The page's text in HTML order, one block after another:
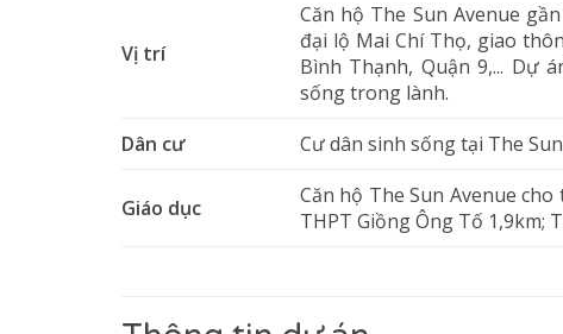
Vị trí
Căn hộ The Sun Avenue
đại lộ Mai Chí Thọ, giao
Bình Thạnh, Quận 9,... Dự
sống trong lành.
Dân cư
Cư dân sinh sống tại The
Giáo dục
Căn hộ The Sun Avenue
THPT Giồng Ông Tố 1,9km;